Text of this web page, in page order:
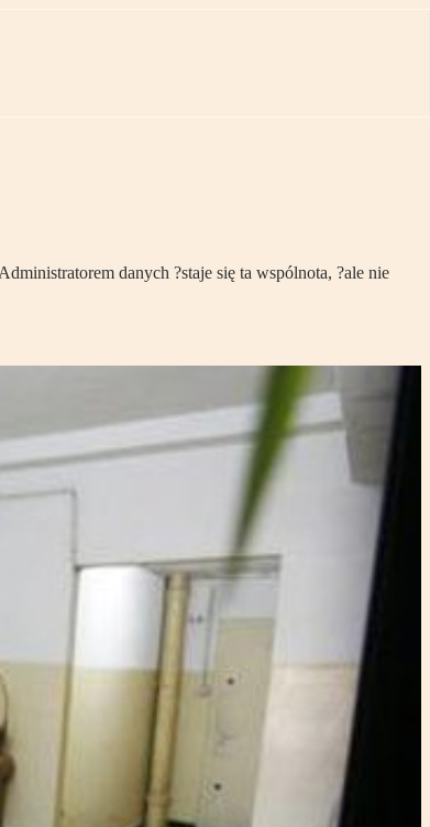
danych ?staje się ta wspólnota, ?ale nie